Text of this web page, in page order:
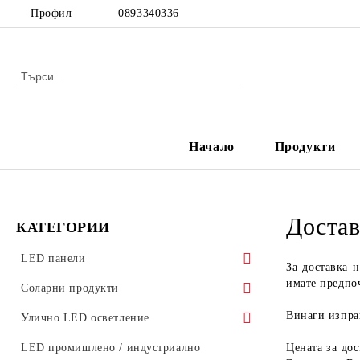
Профил 0893340336
Начало Продукти
КАТЕГОРИИ
LED панели
LED панели за растерен таван
Ултратънки LED панели
Стъклени LED панели
Соларни продукти
Соларни градински лампи
Улично LED осветление
Аксесоари за улично осветление
LED промишлено / индустриално
За доставка
имате
Винаги
Цената за